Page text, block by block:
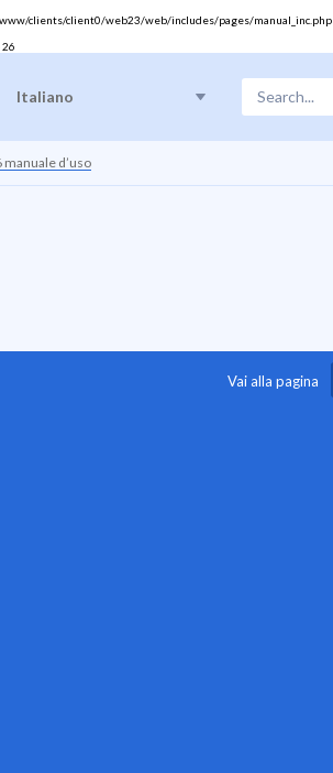
clients/client0/web23/web/includes/pages/manual_inc.php
26
Italiano
d’uso
Vai alla pagina